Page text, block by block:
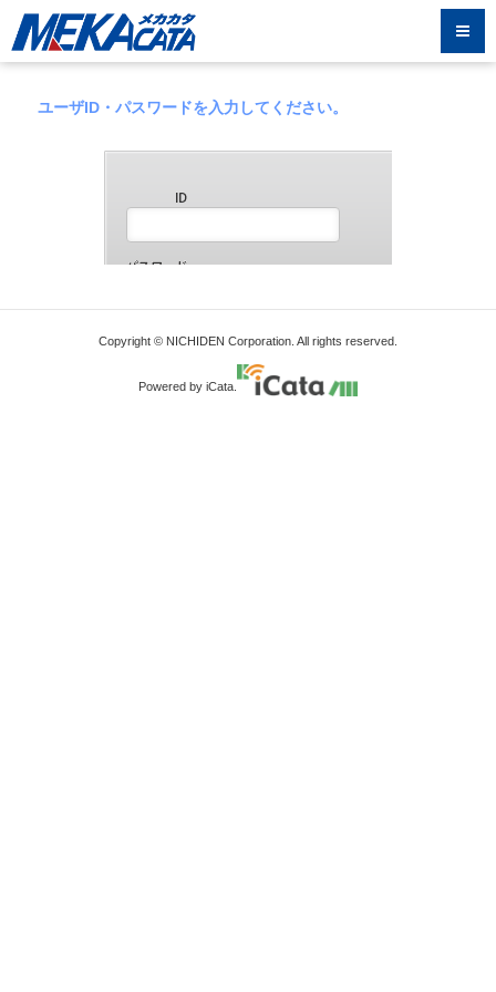
ユーザID・パスワードを入力してください。
Copyright © NICHIDEN Corporation. All rights reserved.
Powered by iCata.